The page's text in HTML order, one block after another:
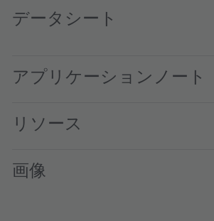
データシート
アプリケーションノート
リソース
画像